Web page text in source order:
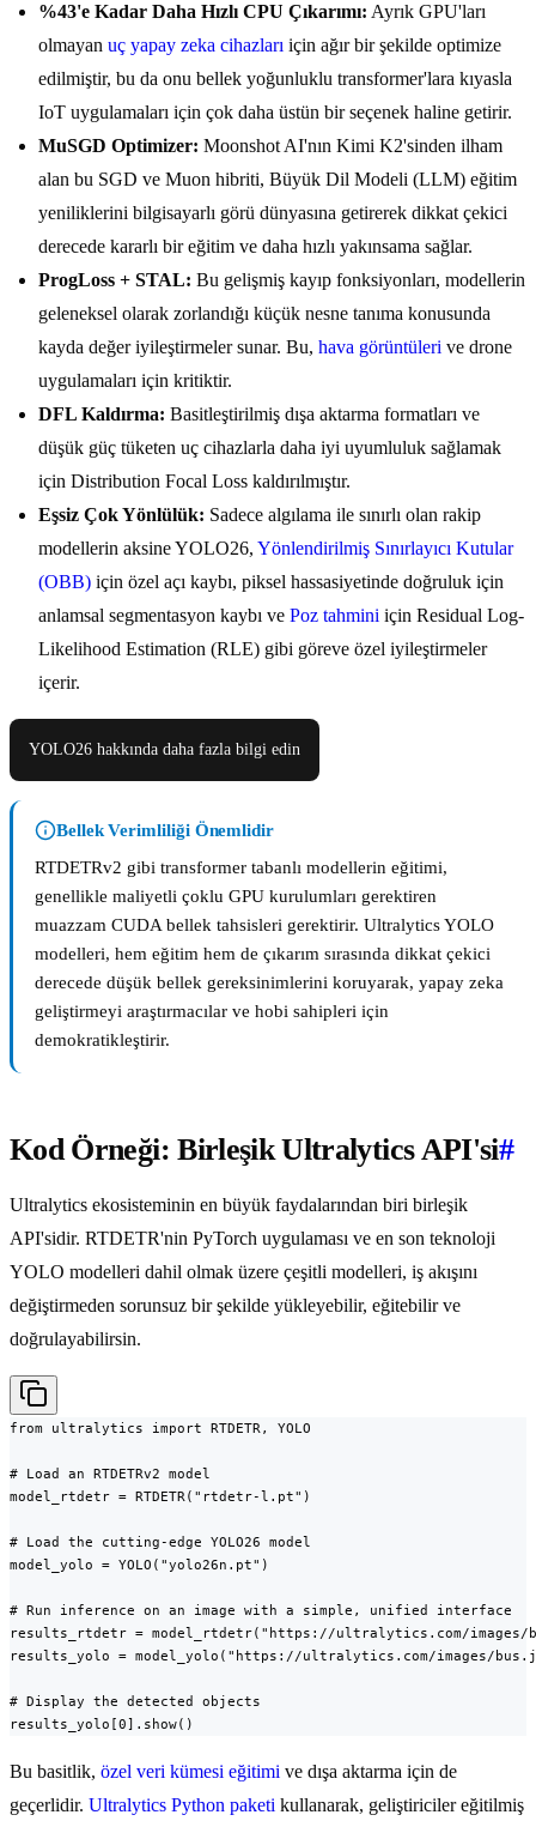
%43'e Kadar Daha Hızlı CPU Çıkarımı: Ayrık GPU'ları
olmayan uç yapay zeka cihazları için ağır bir şekilde optimize
edilmiştir, bu da onu bellek yoğunluklu transformer'lara kıyasla
IoT uygulamaları için çok daha üstün bir seçenek haline getirir.
MuSGD Optimizer: Moonshot AI'nın Kimi K2'sinden ilham
alan bu SGD ve Muon hibriti, Büyük Dil Modeli (LLM) eğitim
yeniliklerini bilgisayarlı görü dünyasına getirerek dikkat çekici
derecede kararlı bir eğitim ve daha hızlı yakınsama sağlar.
ProgLoss + STAL: Bu gelişmiş kayıp fonksiyonları, modellerin
geleneksel olarak zorlandığı küçük nesne tanıma konusunda
kayda değer iyileştirmeler sunar. Bu, hava görüntüleri ve drone
uygulamaları için kritiktir.
DFL Kaldırma: Basitleştirilmiş dışa aktarma formatları ve
düşük güç tüketen uç cihazlarla daha iyi uyumluluk sağlamak
için Distribution Focal Loss kaldırılmıştır.
Eşsiz Çok Yönlülük: Sadece algılama ile sınırlı olan rakip
modellerin aksine YOLO26, Yönlendirilmiş Sınırlayıcı Kutular
(OBB) için özel açı kaybı, piksel hassasiyetinde doğruluk için
anlamsal segmentasyon kaybı ve Poz tahmini için Residual Log-
Likelihood Estimation (RLE) gibi göreve özel iyileştirmeler
içerir.
YOLO26 hakkında daha fazla bilgi edin
Bellek Verimliliği Önemlidir
RTDETRv2 gibi transformer tabanlı modellerin eğitimi,
genellikle maliyetli çoklu GPU kurulumları gerektiren
muazzam CUDA bellek tahsisleri gerektirir. Ultralytics YOLO
modelleri, hem eğitim hem de çıkarım sırasında dikkat çekici
derecede düşük bellek gereksinimlerini koruyarak, yapay zeka
geliştirmeyi araştırmacılar ve hobi sahipleri için
demokratikleştirir.
Kod Örneği: Birleşik Ultralytics API'si#
Ultralytics ekosisteminin en büyük faydalarından biri birleşik
API'sidir. RTDETR'nin PyTorch uygulaması ve en son teknoloji
YOLO modelleri dahil olmak üzere çeşitli modelleri, iş akışını
değiştirmeden sorunsuz bir şekilde yükleyebilir, eğitebilir ve
doğrulayabilirsin.
from ultralytics import RTDETR, YOLO
# Load an RTDETRv2 model
model_rtdetr = RTDETR("rtdetr-l.pt")
# Load the cutting-edge YOLO26 model
model_yolo = YOLO("yolo26n.pt")
# Run inference on an image with a simple, unified interface
results_rtdetr = model_rtdetr("https://ultralytics.com/images/
results_yolo = model_yolo("https://ultralytics.com/images/
# Display the detected objects
results_yolo[0].show()
Bu basitlik, özel veri kümesi eğitimi ve dışa aktarma için de
geçerlidir. Ultralytics Python paketi kullanarak, geliştiriciler eğitilmiş